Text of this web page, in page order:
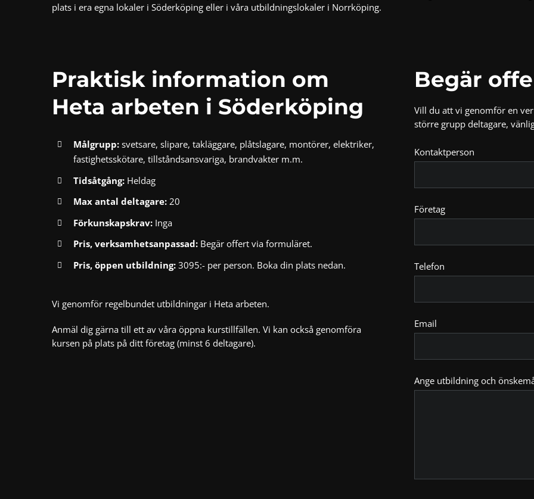
plats i era egna lokaler i Söderköping eller i våra utbildningslokaler i Norrköping.
Praktisk information om
Heta arbeten i Söderköping
Målgrupp: svetsare, slipare, takläggare, plåtslagare, montörer, elektriker,
fastighetsskötare, tillståndsansvariga, brandvakter m.m.
Tidsåtgång:Heldag
Max antal deltagare:20
Förkunskapskrav:Inga
Pris, verksamhetsanpassad: Begär offert via formuläret.
Pris, öppen utbildning: 3095:- per person. Boka din plats nedan.
Vi genomför regelbundet utbildningar i Heta arbeten.
Anmäl dig gärna till ett av våra öppna kurstillfällen. Vi kan också genomföra
kursen på plats på ditt företag (minst 6 deltagare).
Begär
Vill du att vi genomför en
större grupp deltagare,
Kontaktperson
Företag
Telefon
Email
Ange utbildning och